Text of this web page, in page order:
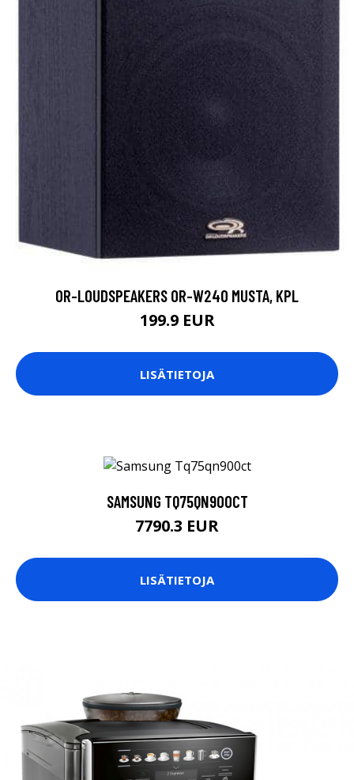
OR-LOUDSPEAKERS OR-W240 MUSTA, KPL
199.9 EUR
LISÄTIETOJA
SAMSUNG TQ75QN900CT
7790.3 EUR
LISÄTIETOJA